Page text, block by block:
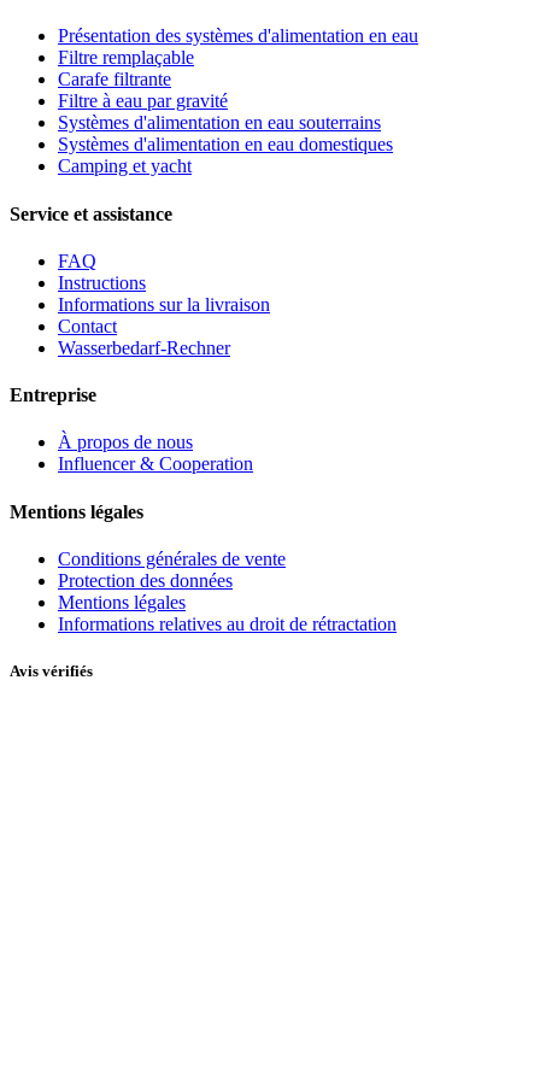
Présentation des systèmes d'alimentation en eau
Filtre remplaçable
Carafe filtrante
Filtre à eau par gravité
Systèmes d'alimentation en eau souterrains
Systèmes d'alimentation en eau domestiques
Camping et yacht
Service et assistance
FAQ
Instructions
Informations sur la livraison
Contact
Wasserbedarf-Rechner
Entreprise
À propos de nous
Influencer & Cooperation
Mentions légales
Conditions générales de vente
Protection des données
Mentions légales
Informations relatives au droit de rétractation
Avis vérifiés